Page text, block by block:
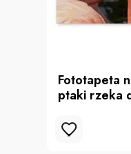
Fototapeta
ptaki rzeka